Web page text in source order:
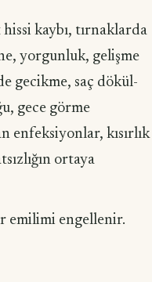
kaybı, tırnaklarda
yorgunluk, gelişme
gecikme, saç dökül­
gece görme
enfeksi­yonlar, kısırlık
ortaya
emilimi engellenir.